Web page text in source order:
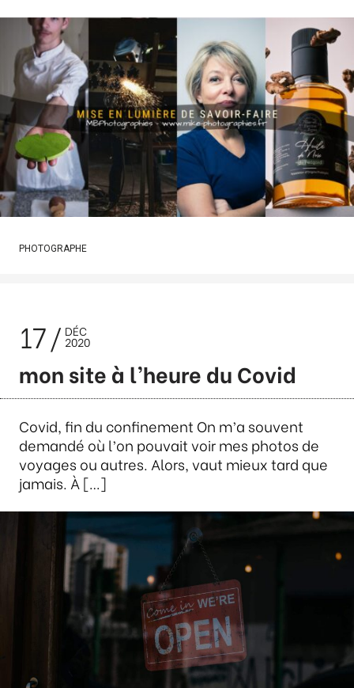
PHOTOGRAPHE
17 DÉC
2020
mon site à l’heure du Covid
Covid, fin du confinement On m’a souvent
demandé où l’on pouvait voir mes photos de
voyages ou autres. Alors, vaut mieux tard que
jamais. À […]